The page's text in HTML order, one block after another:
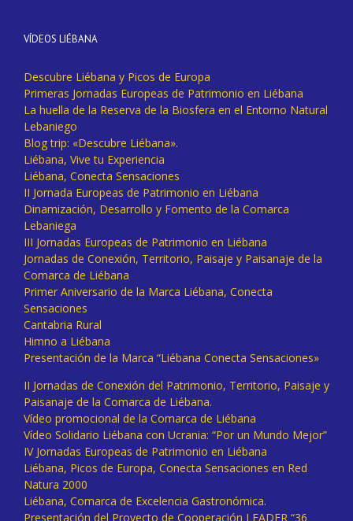
VÍDEOS LIÉBANA
Descubre Liébana y Picos de Europa
Primeras Jornadas Europeas de Patrimonio en Liébana
La huella de la Reserva de la Biosfera en el Entorno Natural
Lebaniego
Blog trip: «Descubre Liébana».
Liébana, Vive tu Experiencia
Liébana, Conecta Sensaciones
II Jornada Europeas de Patrimonio en Liébana
Dinamización, Desarrollo y Fomento de la Comarca
Lebaniega
III Jornadas Europeas de Patrimonio en Liébana
Jornadas de Conexión, Territorio, Paisaje y Paisanaje de la
Comarca de Liébana
Primer Aniversario de la Marca Liébana, Conecta
Sensaciones
Cantabria Rural
Himno a Liébana
Presentación de la Marca “Liébana Conecta Sensaciones»
II Jornadas de Conexión del Patrimonio, Territorio, Paisaje y
Paisanaje de la Comarca de Liébana.
Vídeo promocional de la Comarca de Liébana
Vídeo Solidario Liébana con Ucrania: “Por un Mundo Mejor”
IV Jornadas Europeas de Patrimonio en Liébana
Liébana, Picos de Europa, Conecta Sensaciones en Red
Natura 2000
Liébana, Comarca de Excelencia Gastronómica.
Presentación del Proyecto de Cooperación LEADER “36